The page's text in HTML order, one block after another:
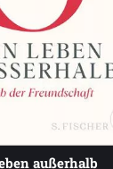
außerhalb